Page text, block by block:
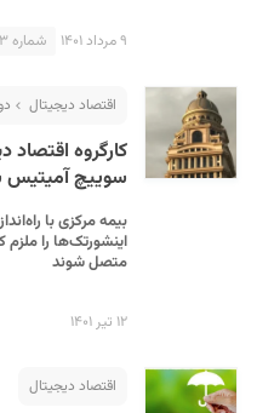
۹ مرداد ۱۴۰۱ شماره ۱۰۳
اقتصاد دیجیتال
کارگروه
سوییچ
بیمه مرکزی با
اینشورتک‌ها را
متصل شوند
۱۲ تیر ۱۴۰۱
اقتصاد دیجیتال